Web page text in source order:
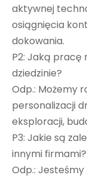
aktywnej
osiągnięcia
dokowania.
P2: Jaką pracę
dziedzinie?
Odp.: Możemy
personalizacji
eksploracji,
P3: Jakie są
innymi firmami?
Odp.: